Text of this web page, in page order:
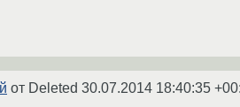
от Deleted 30.07.2014 18:40:35